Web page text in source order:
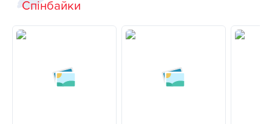
Спінбайки